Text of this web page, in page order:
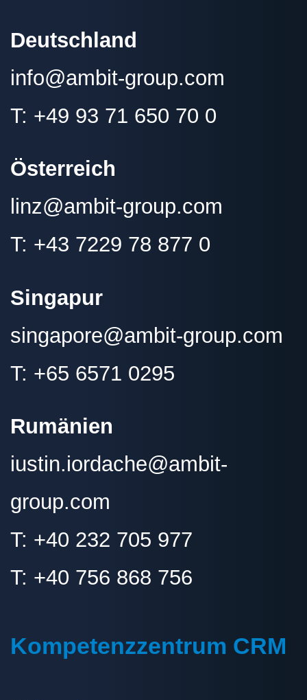
Deutschland
info@ambit-group.com
T: +49 93 71 650 70 0
Österreich
linz@ambit-group.com
T: +43 7229 78 877 0
Singapur
singapore@ambit-group.com
T: +65 6571 0295
Rumänien
iustin.iordache@ambit-
group.com
T: +40 232 705 977
T: +40 756 868 756
Kompetenzzentrum CRM